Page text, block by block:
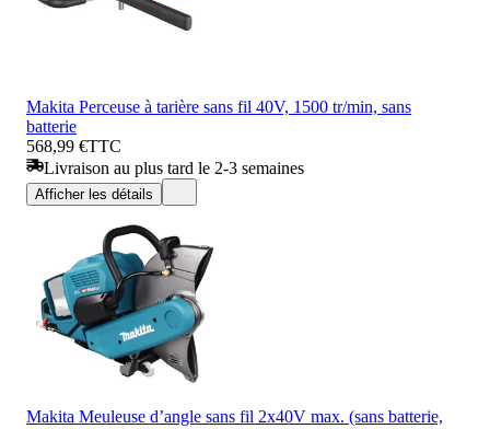
Makita Perceuse à tarière sans fil 40V, 1500 tr/min, sans
batterie
568,99 €TTC
Livraison au plus tard le 2-3 semaines
Afficher les détails
Makita Meuleuse d’angle sans fil 2x40V max. (sans batterie,